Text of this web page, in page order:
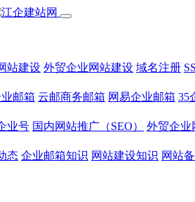
站建设 外贸企业网站建设 域名注册
业邮箱 云邮商务邮箱 网易企业邮箱 35
业号 国内网站推广（SEO）
外贸企业
态 企业邮箱知识 网站建设知识 网站